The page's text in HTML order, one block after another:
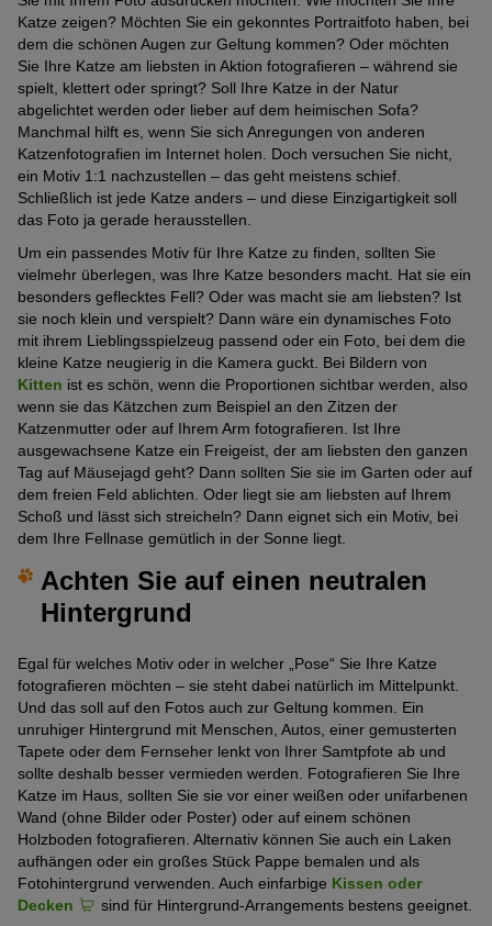
Katze zeigen? Möchten Sie ein gekonntes Portraitfoto haben, bei
dem die schönen Augen zur Geltung kommen? Oder möchten
Sie Ihre Katze am liebsten in Aktion fotografieren – während sie
spielt, klettert oder springt? Soll Ihre Katze in der Natur
abgelichtet werden oder lieber auf dem heimischen Sofa?
Manchmal hilft es, wenn Sie sich Anregungen von anderen
Katzenfotografien im Internet holen. Doch versuchen Sie nicht,
ein Motiv 1:1 nachzustellen – das geht meistens schief.
Schließlich ist jede Katze anders – und diese Einzigartigkeit soll
das Foto ja gerade herausstellen.
Um ein passendes Motiv für Ihre Katze zu finden, sollten Sie
vielmehr überlegen, was Ihre Katze besonders macht. Hat sie ein
besonders geflecktes Fell? Oder was macht sie am liebsten? Ist
sie noch klein und verspielt? Dann wäre ein dynamisches Foto
mit ihrem Lieblingsspielzeug passend oder ein Foto, bei dem die
kleine Katze neugierig in die Kamera guckt. Bei Bildern von
Kitten ist es schön, wenn die Proportionen sichtbar werden, also
wenn sie das Kätzchen zum Beispiel an den Zitzen der
Katzenmutter oder auf Ihrem Arm fotografieren. Ist Ihre
ausgewachsene Katze ein Freigeist, der am liebsten den ganzen
Tag auf Mäusejagd geht? Dann sollten Sie sie im Garten oder auf
dem freien Feld ablichten. Oder liegt sie am liebsten auf Ihrem
Schoß und lässt sich streicheln? Dann eignet sich ein Motiv, bei
dem Ihre Fellnase gemütlich in der Sonne liegt.
Achten Sie auf einen neutralen
Hintergrund
Egal für welches Motiv oder in welcher „Pose“ Sie Ihre Katze
fotografieren möchten – sie steht dabei natürlich im Mittelpunkt.
Und das soll auf den Fotos auch zur Geltung kommen. Ein
unruhiger Hintergrund mit Menschen, Autos, einer gemusterten
Tapete oder dem Fernseher lenkt von Ihrer Samtpfote ab und
sollte deshalb besser vermieden werden. Fotografieren Sie Ihre
Katze im Haus, sollten Sie sie vor einer weißen oder unifarbenen
Wand (ohne Bilder oder Poster) oder auf einem schönen
Holzboden fotografieren. Alternativ können Sie auch ein Laken
aufhängen oder ein großes Stück Pappe bemalen und als
Fotohintergrund verwenden. Auch einfarbige Kissen oder
Decken
sind für Hintergrund-Arrangements bestens geeignet.